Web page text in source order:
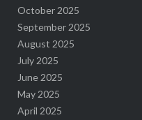
October 2025
September 2025
August 2025
July 2025
June 2025
May 2025
April 2025